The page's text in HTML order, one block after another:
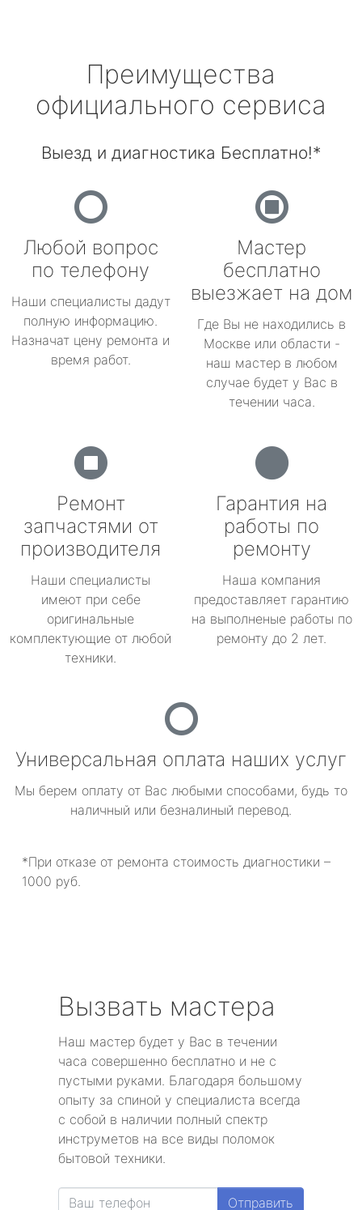
Преимущества
официального сервиса
Выезд и диагностика Бесплатно!*
Любой вопрос
по телефону
Наши специалисты дадут
полную информацию.
Назначат цену ремонта и
время работ.
Мастер
бесплатно
выезжает на дом
Где Вы не находились в
Москве или области -
наш мастер в любом
случае будет у Вас в
течении часа.
Ремонт
запчастями от
производителя
Наши специалисты
имеют при себе
оригинальные
комплектующие от любой
техники.
Гарантия на
работы по
ремонту
Наша компания
предоставляет гарантию
на выполненые работы по
ремонту до 2 лет.
Универсальная оплата наших услуг
Мы берем оплату от Вас любыми способами, будь то
наличный или безналиный перевод.
*При отказе от ремонта стоимость диагностики –
1000 руб.
Вызвать мастера
Наш мастер будет у Вас в течении
часа совершенно бесплатно и не с
пустыми руками. Благодаря большому
опыту за спиной у специалиста всегда
с собой в наличии полный спектр
инструметов на все виды поломок
бытовой техники.
Отправить